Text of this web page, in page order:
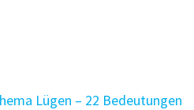
Lügen – 22 Bedeutungen